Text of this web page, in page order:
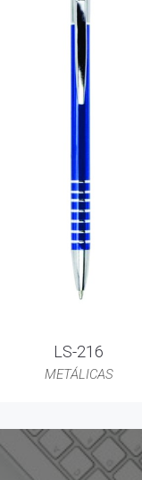
LS-216
METÁLICAS